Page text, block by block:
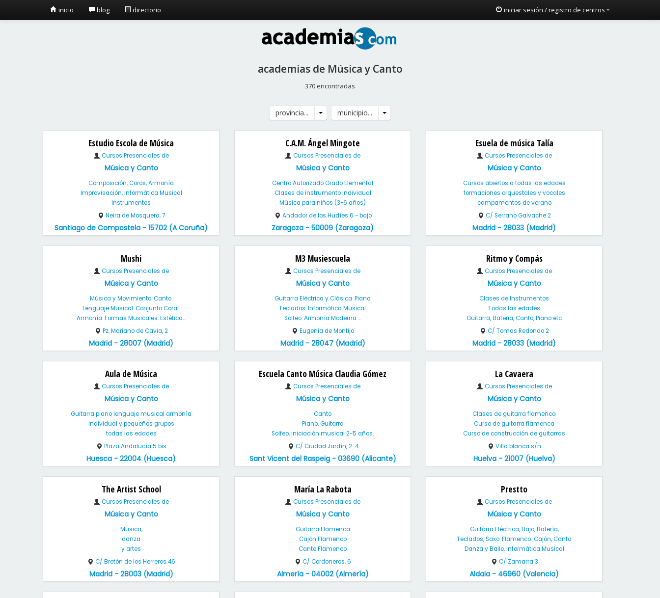
inicio blog directorio iniciar sesión / registro de centros
academias de Música y Canto
370 encontradas
provincia... municipio...
Estudio Escola de Música
Cursos Presenciales de
Música y Canto
Composición, Coros, Armonía
Improvisación, Informática Musical
Instrumentos
Neira de Mosquera, 7
Santiago de Compostela - 15702 (A Coruña)
C.A.M. Ángel Mingote
Cursos Presenciales de
Música y Canto
Centro Autorizado Grado Elemental
Clases de instrumento individual
Música para niños (3-6 años)
Andador de los Hudíes 6 - bajo
Zaragoza - 50009 (Zaragoza)
Esuela de música Talía
Cursos Presenciales de
Música y Canto
Cursos abiertos a todas las edades
formaciones orquestales y vocales
campamentos de verano
C/ Serrano Galvache 2
Madrid - 28033 (Madrid)
Mushi
Cursos Presenciales de
Música y Canto
Música y Movimiento. Canto.
Lenguaje Musical. Conjunto Coral.
Armonía. Formas Musicales. Estética...
Pz. Mariano de Cavia, 2
Madrid - 28007 (Madrid)
M3 Musiescuela
Cursos Presenciales de
Música y Canto
Guitarra Eléctrica y Clásica. Piano.
Teclados. Informática Musical.
Solfeo. Armonía Moderna ...
Eugenia de Montijo
Madrid - 28047 (Madrid)
Ritmo y Compás
Cursos Presenciales de
Música y Canto
Clases de Instrumentos
Todas las edades
Guitarra, Bateria, Canto, Piano etc
C/ Tomas Redondo 2
Madrid - 28033 (Madrid)
Aula de Música
Cursos Presenciales de
Música y Canto
Guitarra piano lenguaje musical armonía
individual y pequeños grupos
todas las edades
Plaza Andalucía 5 bis
Huesca - 22004 (Huesca)
Escuela Canto Música Claudia Gómez
Cursos Presenciales de
Música y Canto
Canto
Piano. Guitarra
Solfeo, iniciación musical 2-5 años.
C/ Ciudad Jardín, 2-4
Sant Vicent del Raspeig - 03690 (Alicante)
La Cavaera
Cursos Presenciales de
Música y Canto
Clases de guitarra flamenca
Curso de guitarra flamenca
Curso de construcción de guitarras
Villa blanca s/n
Huelva - 21007 (Huelva)
The Artist School
Cursos Presenciales de
Música y Canto
Musica,
danza
y artes
C/ Bretón de los Herreros 46
Madrid - 28003 (Madrid)
María La Rabota
Cursos Presenciales de
Música y Canto
Guitarra Flamenca
Cajón Flamenco
Cante Flamenco
C/ Cordoneros, 6
Almería - 04002 (Almería)
Prestto
Cursos Presenciales de
Música y Canto
Guitarra Eléctrica, Bajo, Batería,
Teclados, Saxo. Flamenco: Cajón, Canto.
Danza y Baile. Informática Musical
C/ Zamarra 3
Aldaia - 46960 (Valencia)